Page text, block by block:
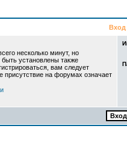
Вход
несколько минут, но
установлены также
вам следует
присутствие на форумах означает